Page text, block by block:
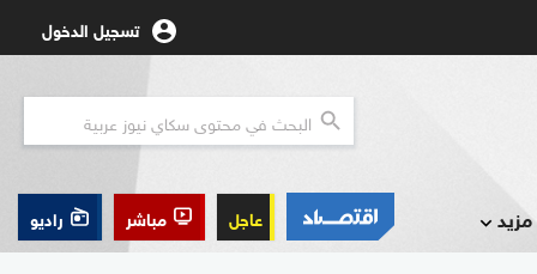
تسجيل الدخول
مزيد عاجل مباشر راديو